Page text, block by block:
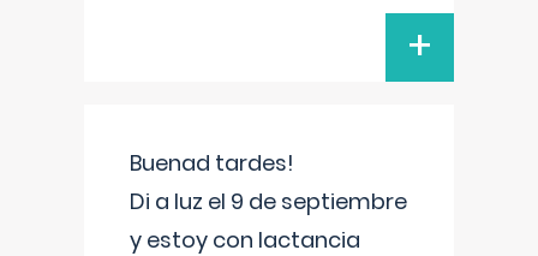
+
Buenad tardes!
Di a luz el 9 de septiembre
y estoy con lactancia